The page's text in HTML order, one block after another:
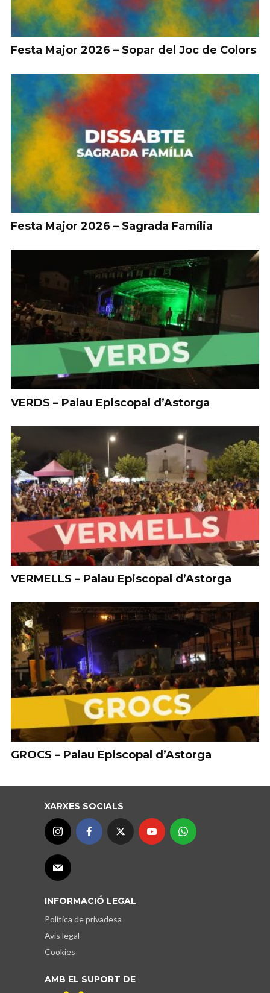
Festa Major 2026 – Sopar del Joc de Colors
Festa Major 2026 – Sagrada Família
VERDS – Palau Episcopal d’Astorga
VERMELLS – Palau Episcopal d’Astorga
GROCS – Palau Episcopal d’Astorga
XARXES SOCIALS
INFORMACIÓ LEGAL
Política de privadesa
Avís legal
Cookies
AMB EL SUPORT DE